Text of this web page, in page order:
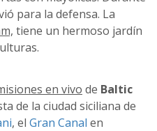
para la defensa. La
tiene un hermoso jardín
en vivo de Baltic
de la ciudad siciliana de
, el Gran Canal en